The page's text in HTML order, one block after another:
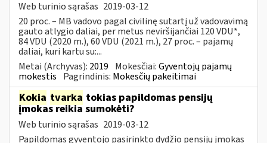
Web turinio sąrašas 2019-03-12
20 proc. – MB vadovo pagal civilinę sutartį už vadovavimą
gauto atlygio daliai, per metus neviršijančiai 120 VDU*,
84 VDU (2020 m.), 60 VDU (2021 m.), 27 proc. – pajamų
daliai, kuri kartu su:...
Metai (Archyvas): 2019 Mokesčiai:Gyventojų pajamų
mokestis Pagrindinis: Mokesčių pakeitimai
Kokia tvarka tokias papildomas pensijų
įmokas reikia sumokėti?
Web turinio sąrašas 2019-03-12
Papildomas gyventojo pasirinkto dydžio pensijų įmokas